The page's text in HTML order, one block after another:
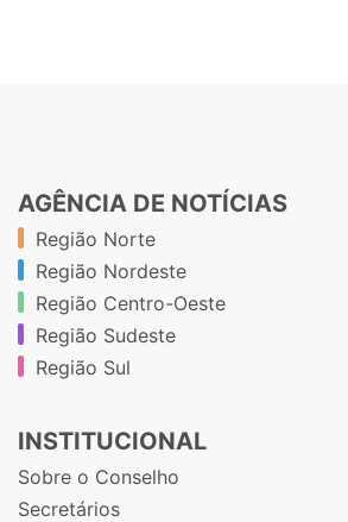
AGÊNCIA DE NOTÍCIAS
Região Norte
Região Nordeste
Região Centro-Oeste
Região Sudeste
Região Sul
INSTITUCIONAL
Sobre o Conselho
Secretários